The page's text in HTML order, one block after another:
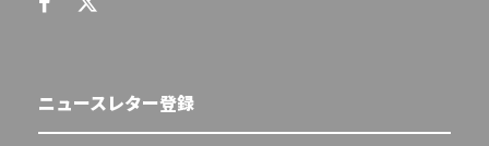
ニュースレター登録